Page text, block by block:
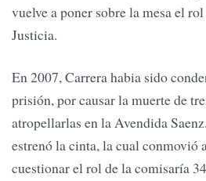
vuelve a poner sobre la mesa el
Justicia.
En 2007, Carrera habia sido
prisión, por causar la muerte de
atropellarlas en la Avendida
estrenó la cinta, la cual conmovió
cuestionar el rol de la comisaría